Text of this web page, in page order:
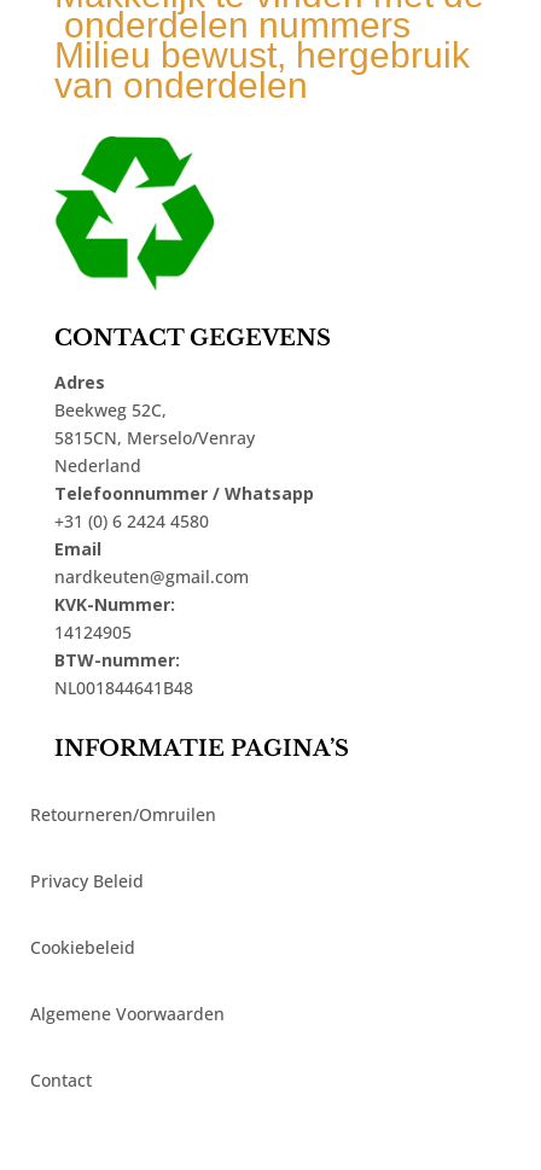
onderdelen nummers
Milieu bewust, hergebruik
van onderdelen
CONTACT GEGEVENS
Adres
Beekweg 52C,
5815CN, Merselo/Venray
Nederland
Telefoonnummer / Whatsapp
+31 (0) 6 2424 4580
Email
nardkeuten@gmail.com
KVK-Nummer:
14124905
BTW-nummer:
NL001844641B48
INFORMATIE PAGINA’S
Retourneren/Omruilen
Privacy Beleid
Cookiebeleid
Algemene Voorwaarden
Contact